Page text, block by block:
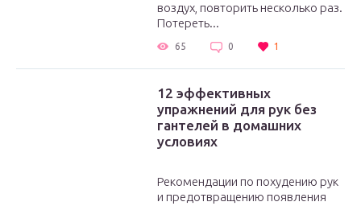
воздух, повторить несколько раз.
Потереть...
65 0 1
12 эффективных
упражнений для рук без
гантелей в домашних
условиях
Рекомендации по похудению рук
и предотвращению появления